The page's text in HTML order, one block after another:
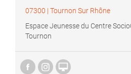
07300 | Tournon Sur Rhône
Espace Jeunesse du Centre
Tournon
